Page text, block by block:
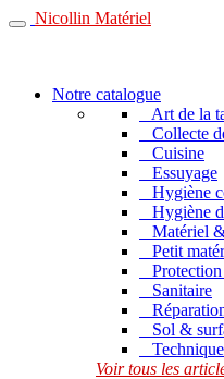
Nicollin Matériel
Notre catalogue
Art de la
Collecte
Cuisine
Essuyage
Hygiène
Hygiène
Matériel
Petit
Sanitaire
Sol &
Voir tous les